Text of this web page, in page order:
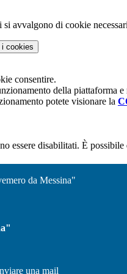
avvalgono di cookie
i cookies
consentire.
della piattaforma
potete visionare la
essere disabilitati. È
da Messina"
una mail